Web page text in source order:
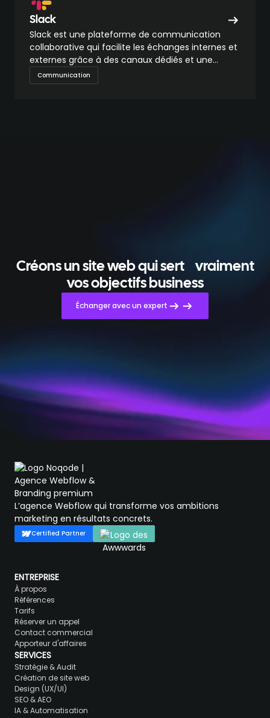
Slack
Slack est une plateforme de communication
collaborative qui facilite les échanges internes et
externes grâce à des canaux dédiés et une
interface intuitive.
Communication
Créons un site web qui sertvraiment
vos objectifs business
Échanger avec un expert
L’agence Webflow qui transforme vos ambitions
marketing en résultats concrets.
Certified Partner
ENTREPRISE
À propos
Références
Tarifs
Réserver un appel
Contact commercial
Apporteur d'affaires
SERVICES
Stratégie & Audit
Création de site web
Design (UX/UI)
SEO & AEO
IA & Automatisation